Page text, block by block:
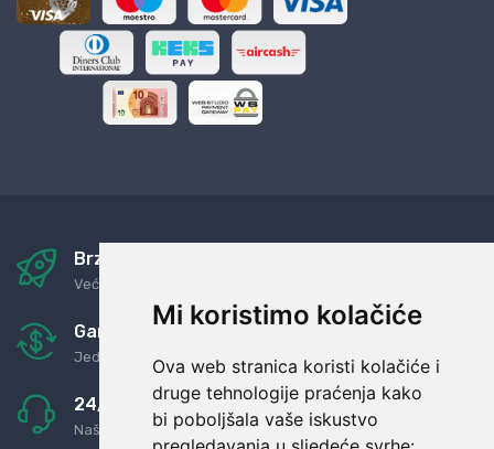
Mi koristimo kolačiće
Ova web stranica koristi kolačiće i
druge tehnologije praćenja kako
bi poboljšala vaše iskustvo
Brza i sigurna dostava
Već za nekoliko dana kod vas
Garancija u povrat novaca
Jednostavno pravilo: Roba za novac
24/7 odlična podrška
Naši agenti uvijek na raspolaganju